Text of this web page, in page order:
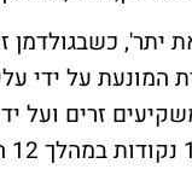
המונעת על ידי
זרים